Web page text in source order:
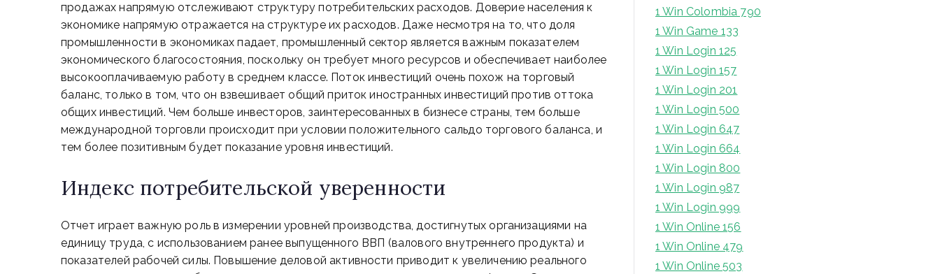
продажах напрямую отслеживают структуру потребительских расходов. Доверие населения к
экономике напрямую отражается на структуре их расходов. Даже несмотря на то, что доля
промышленности в экономиках падает, промышленный сектор является важным показателем
экономического благосостояния, поскольку он требует много ресурсов и обеспечивает наиболее
высокооплачиваемую работу в среднем классе. Поток инвестиций очень похож на торговый
баланс, только в том, что он взвешивает общий приток иностранных инвестиций против оттока
общих инвестиций. Чем больше инвесторов, заинтересованных в бизнесе страны, тем больше
международной торговли происходит при условии положительного сальдо торгового баланса, и
тем более позитивным будет показание уровня инвестиций.
Индекс потребительской уверенности
Отчет играет важную роль в измерении уровней производства, достигнутых организациями на
единицу труда, с использованием ранее выпущенного ВВП (валового внутреннего продукта) и
показателей рабочей силы. Повышение деловой активности приводит к увеличению реального
1 Win Colombia 790
1 Win Game 133
1 Win Login 125
1 Win Login 157
1 Win Login 201
1 Win Login 500
1 Win Login 647
1 Win Login 664
1 Win Login 800
1 Win Login 987
1 Win Login 999
1 Win Online 156
1 Win Online 479
1 Win Online 503